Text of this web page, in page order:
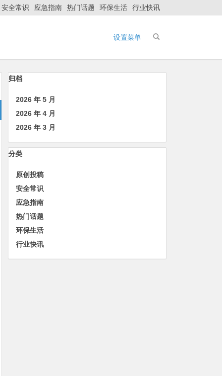
安全常识 应急指南 热门话题 环保生活 行业快讯
设置菜单
归档
2026 年 5 月
2026 年 4 月
2026 年 3 月
分类
原创投稿
安全常识
应急指南
热门话题
环保生活
行业快讯